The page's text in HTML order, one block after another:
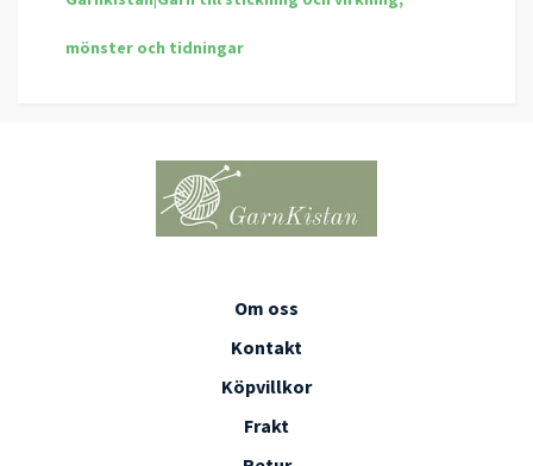
mönster och tidningar
Om oss
Kontakt
Köpvillkor
Frakt